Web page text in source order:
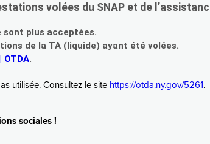
volées du SNAP et de
sont plus acceptées.
de la TA (liquide) ayant été volées.
OTDA.
utilisée. Consultez le site https://otda.ny.gov/5261 .
sociales !